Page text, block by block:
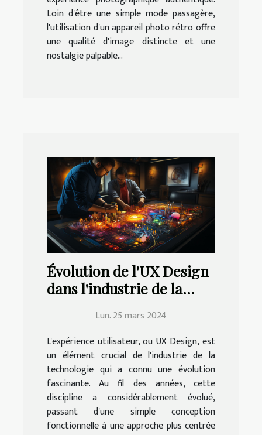
Loin d'être une simple mode passagère,
l'utilisation d'un appareil photo rétro offre
une qualité d'image distincte et une
nostalgie palpable...
Évolution de l'UX Design
dans l'industrie de la
Lun. 25 mars 2024
L'expérience utilisateur, ou UX Design, est
un élément crucial de l'industrie de la
technologie qui a connu une évolution
fascinante. Au fil des années, cette
discipline a considérablement évolué,
passant d'une simple conception
fonctionnelle à une approche plus centrée